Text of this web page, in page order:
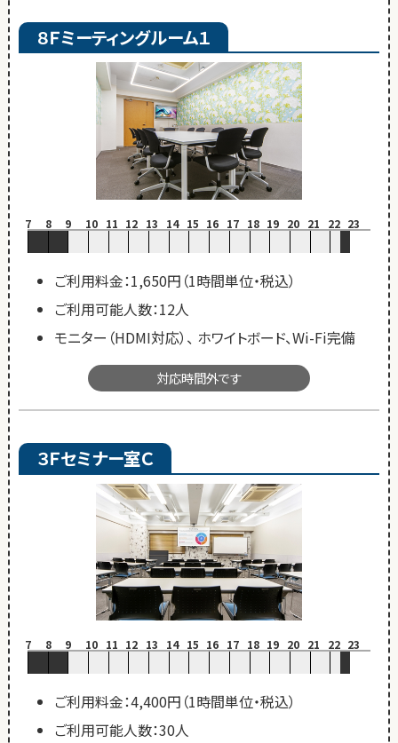
８Ｆミーティングルーム１
7 8 9 10 11 12 13 14 15 16 17 18 19 20 21 22 23
ご利用料金：1,650円（1時間単位・税込）
ご利用可能人数：12人
モニター（HDMI対応）、 ホワイトボード、Wi-Fi完備
対応時間外です
３Ｆセミナー室Ｃ
7 8 9 10 11 12 13 14 15 16 17 18 19 20 21 22 23
ご利用料金：4,400円（1時間単位・税込）
ご利用可能人数：30人